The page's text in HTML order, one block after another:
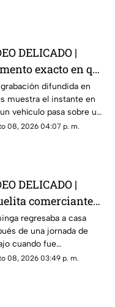
DELICADO |
exacto en que
atropella a
y conductor
difundida en
muestra el instante en
vehículo pasa sobre un
y continúa su camino sin
08, 2026 04:07 p. m.
DELICADO |
comerciante
en Puebla
pesos
regresaba a casa
de una jornada de
cuando fue
por un hombre
08, 2026 03:49 p. m.